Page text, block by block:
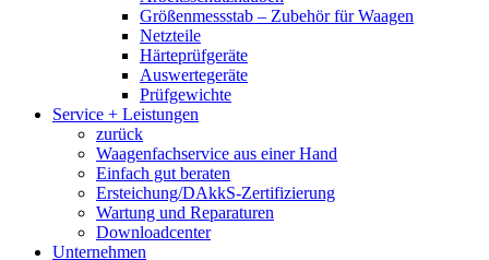
Größenmessstab – Zubehör für Waagen
Netzteile
Härteprüfgeräte
Auswertegeräte
Prüfgewichte
Service + Leistungen
zurück
Waagenfachservice aus einer Hand
Einfach gut beraten
Ersteichung/DAkkS-Zertifizierung
Wartung und Reparaturen
Downloadcenter
Unternehmen